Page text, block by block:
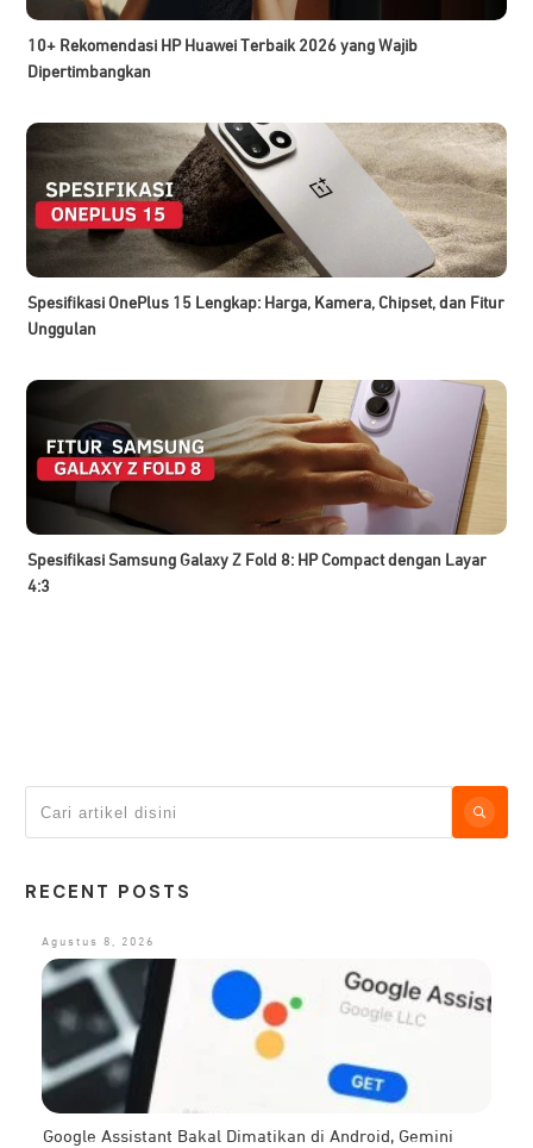
10+ Rekomendasi HP Huawei Terbaik 2026 yang Wajib
Dipertimbangkan
Spesifikasi OnePlus 15 Lengkap: Harga, Kamera, Chipset, dan Fitur
Unggulan
Spesifikasi Samsung Galaxy Z Fold 8: HP Compact dengan Layar
4:3
RECENT POSTS
Agustus 8, 2026
Google Assistant Bakal Dimatikan di Android, Gemini